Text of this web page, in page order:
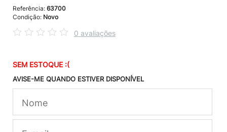
Referência: 63700
Condição: Novo
0 avaliações
SEM ESTOQUE :(
AVISE-ME QUANDO ESTIVER DISPONÍVEL